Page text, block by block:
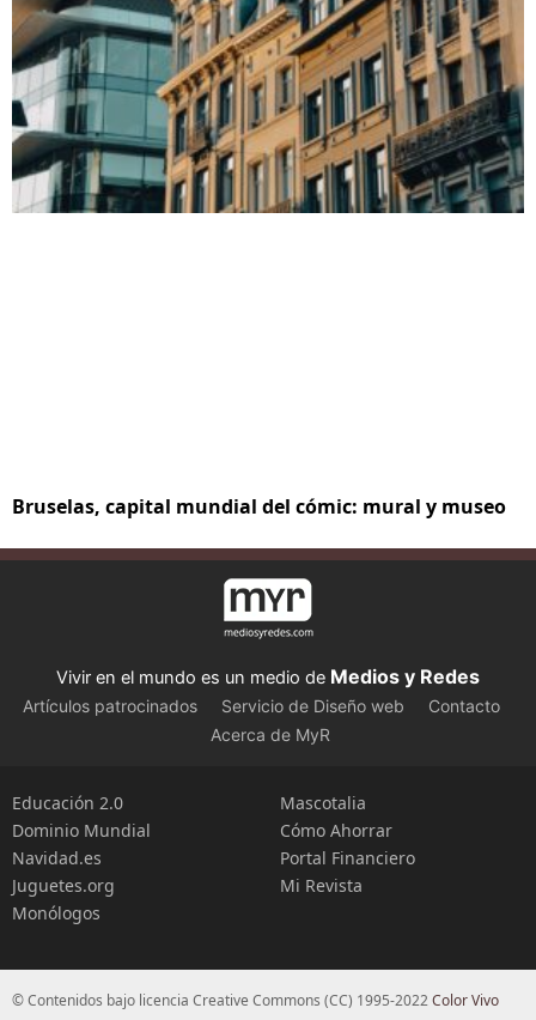
Bruselas, capital mundial del cómic: mural y museo
Vivir en el mundo es un medio de Medios y Redes
Artículos patrocinados Servicio de Diseño web
Contacto
Acerca de MyR
Educación 2.0
Dominio Mundial
Navidad.es
Juguetes.org
Monólogos
Mascotalia
Cómo Ahorrar
Portal Financiero
Mi Revista
© Contenidos bajo licencia Creative Commons (CC) 1995-2022Color Vivo